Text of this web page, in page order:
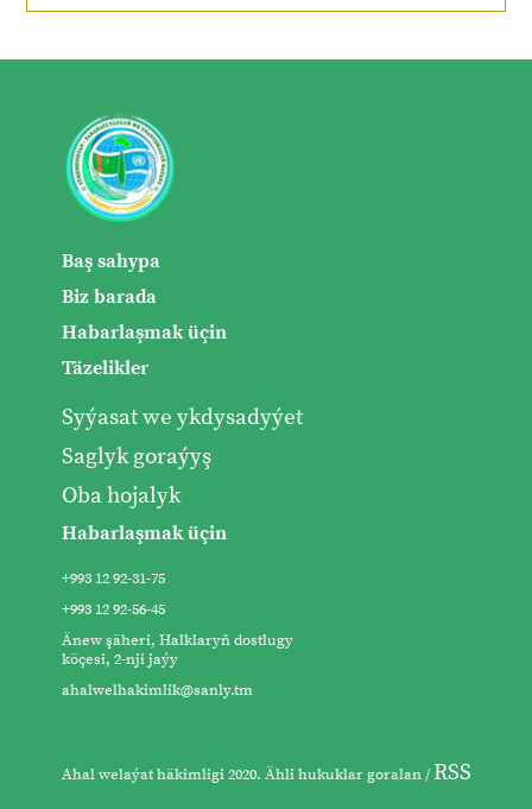
Baş sahypa
Biz barada
Habarlaşmak üçin
Täzelikler
Syýasat we ykdysadyýet
Saglyk goraýyş
Oba hojalyk
Habarlaşmak üçin
+993 12 92-31-75
+993 12 92-56-45
Änew şäheri, Halklaryň dostlugy
köçesi, 2-nji jaýy
ahalwelhakimlik@sanly.tm
Ahal welaýat häkimligi 2020. Ähli hukuklar goralan /RSS